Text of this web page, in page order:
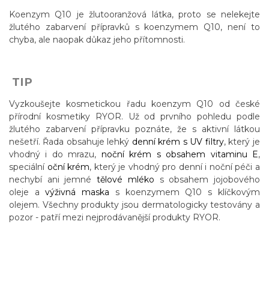
Koenzym Q10 je žlutooranžová látka, proto se nelekejte
žlutého zabarvení přípravků s koenzymem Q10, není to
chyba, ale naopak důkaz jeho přítomnosti.
TIP
Vyzkoušejte kosmetickou řadu koenzym Q10 od české
přírodní kosmetiky RYOR. Už od prvního pohledu podle
žlutého zabarvení přípravku poznáte, že s aktivní látkou
nešetří. Řada obsahuje lehký denní krém s UV filtry, který je
vhodný i do mrazu, noční krém s obsahem vitaminu E,
speciální oční krém, který je vhodný pro denní i noční péči a
nechybí ani jemnétělové mléko s obsahem jojobového
oleje avýživná maska s koenzymem Q10 s klíčkovým
olejem. Všechny produkty jsou dermatologicky testovány a
pozor - patří mezi nejprodávanější produkty RYOR.